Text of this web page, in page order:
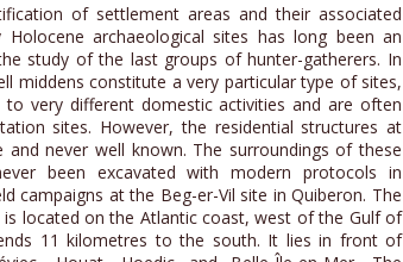
of settlement areas and their associated
Holocene archaeological sites has long been an
study of the last groups of hunter-gatherers. In
middens constitute a very particular type of sites,
to very different domestic activities and are often
sites. However, the residential structures at
and never well known. The surroundings of these
been excavated with modern protocols in
campaigns at the Beg-er-Vil site in Quiberon. The
is located on the Atlantic coast, west of the Gulf of
11 kilometres to the south. It lies in front of